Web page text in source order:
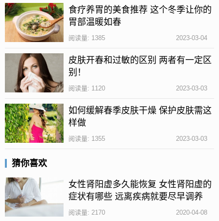
状态。
4、腹泻、贫血等也是缺乏维生素b6的一些表现症状。
道炎等炎症类疾病。
怎么补充维生素b6
1、食物调养
在生活中应该多吃一些维生素b6含量高的食物，比如
蛋黄、鱼类、瘦肉类、豆类、鸡肉、土豆、香蕉、糙
米、燕麦等食物。
2、药物治疗
对于一些维生素b6缺乏严重的人群来说，则需要去医
院进行正确的诊断，然后在医生的建议下选择适合自
食疗养胃的美食推荐 这个冬季让你的
胃部温暖如春
2023-03-04
阅读量: 1385
皮肤开春和过敏的区别 两者有一定区
别！
2023-03-03
阅读量: 1120
如何缓解春季皮肤干燥 保护皮肤需这
样做
2023-03-03
阅读量: 1355
猜你喜欢
女性肾阳虚多久能恢复 女性肾阳虚的
症状有哪些 远离疾病就要尽早调养
2020-04-08
阅读量: 2170